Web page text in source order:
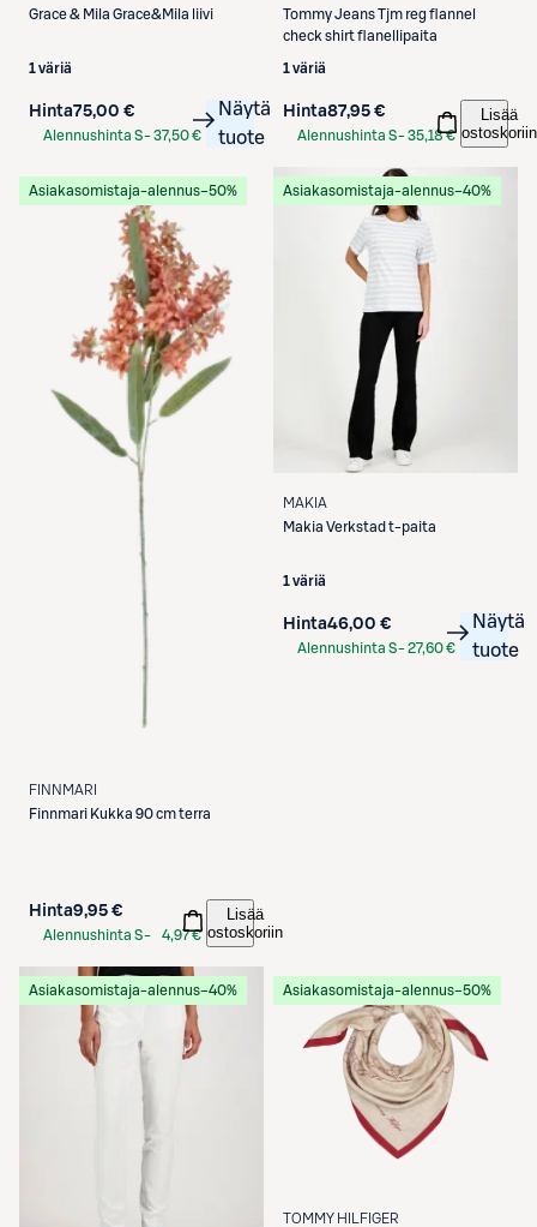
Grace & Mila Grace&Mila liivi
1 väriä
Hinta75,00 €
Alennushinta S-37,50 €
Näytä
tuote
Tommy Jeans Tjm reg flannel
check shirt flanellipaita
1 väriä
Hinta87,95 €
Alennushinta S-35,18 €
Lisää
ostoskoriin
Asiakasomistaja-alennus−50%
FINNMARI
Finnmari Kukka 90 cm terra
Hinta9,95 €
Alennushinta S-
4,97 €
Lisää
ostoskoriin
Asiakasomistaja-alennus−40%
MAKIA
Makia Verkstad t-paita
1 väriä
Hinta46,00 €
Alennushinta S-27,60 €
Näytä
tuote
Asiakasomistaja-alennus−40% Asiakasomistaja-alennus−50%
TOMMY HILFIGER